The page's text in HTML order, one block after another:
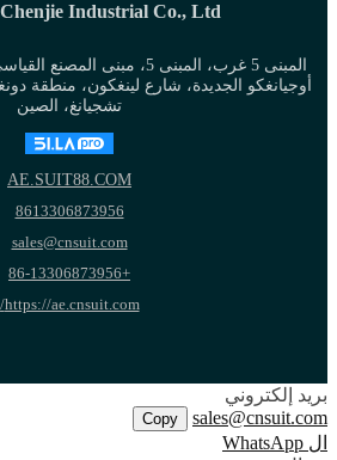
Industrial Co., Ltd.
المبنى 5 غرب، المبنى 5، مبنى
أوجيانغكو الجديدة، شارع لينغكون، منطقة
تشجيانغ، الصين
AE.SUIT88.COM
8613306873956
sales@cnsuit.com
+86-13306873956
https://ae.cnsuit.com/
بريد إلكتروني
sales@cnsuit.com
Copy
ال WhatsApp